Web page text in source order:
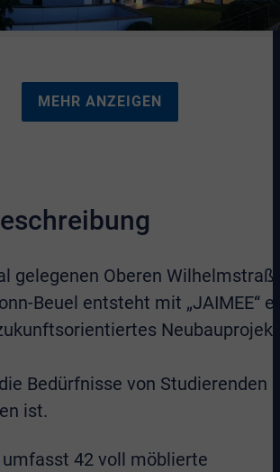
MEHR ANZEIGEN
gelegenen Oberen
Beuel entsteht mit „JAIMEE“
Bedürfnisse von Studierenden
ist.
42 voll möblierte